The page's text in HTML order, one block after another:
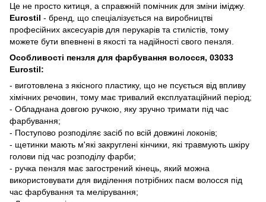
Це не просто китиця, а справжній помічник для зміни іміджу.
Eurostil - бренд, що спеціалізується на виробництві
професійних аксесуарів для перукарів та стилістів, тому
можете бути впевнені в якості та надійності свого пензля.
Особливості пензля для фарбування волосся, 03033
Eurostil:
- виготовлена з якісного пластику, що не псується від впливу
хімічних речовин, тому має тривалий експлуатаційний період;
- Обладнана довгою ручкою, яку зручно тримати під час
фарбування;
- Поступово розподіляє засіб по всій довжині локонів;
- щетинки мають м'які закруглені кінчики, які травмують шкіру
голови під час розподілу фарби;
- ручка пензля має загострений кінець, який можна
використовувати для виділення потрібних пасм волосся під
час фарбування та мелірування;